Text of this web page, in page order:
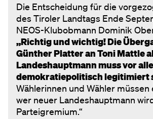
Die Entscheidung für die
des Tiroler Landtags Ende
NEOS-Klubobmann Dominik
„Richtig und wichtig! Die
Günther Platter an Toni Mattle
Landeshauptmann muss vor
demokratiepolitisch legitimiert
Wählerinnen und Wähler müssen
wer neuer Landeshauptmann
Parteigremium.“